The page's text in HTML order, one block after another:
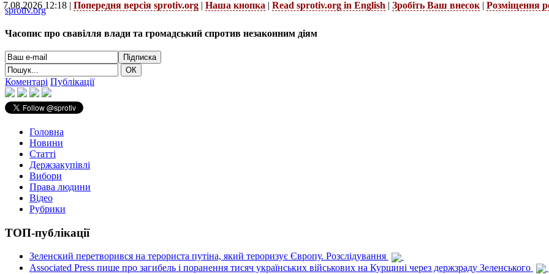
7.08.2026 12:18 | Попередня версія sprotiv.org | Наша кнопка | Read sprotiv.org in English | Зробіть Ваш внесок | Розміщення
sprotiv.org
Часопис про свавілля влади та громадський спротив незаконним діям
Коментарі Публікації
Головна
Новини
Статті
Держзакупівлі
Вибори
Права людини
Відео
Рубрики
ТОП-публікації
Зеленский перетворився на терориста путіна, який тероризує Європу. Розслідування
Associated Press пише про загибель і поранення тисяч українських військових на Курщині через держзраду Зеленського